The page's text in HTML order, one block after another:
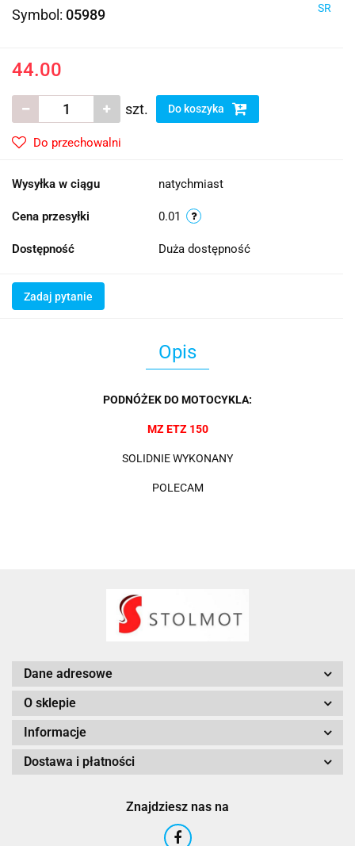
Symbol: 05989 SR
44.00
szt. Do koszyka
Do przechowalni
Wysyłka w ciągu natychmiast
Cena przesyłki 0.01
Dostępność Duża dostępność
Zadaj pytanie
Opis
PODNÓŻEK DO MOTOCYKLA:
MZ ETZ 150
SOLIDNIE WYKONANY
POLECAM
Dane adresowe
O sklepie
Informacje
Dostawa i płatności
Znajdziesz nas na